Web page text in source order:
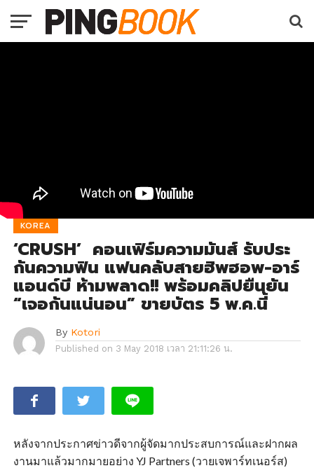
KOREA
‘CRUSH’ คอนเฟิร์มความมันส์ รับประ
กันความฟิน แฟนคลับสายฮิพฮอพ-อาร์
แอนด์บี ห้ามพลาด!! พร้อมคลิปยืนยัน
“เจอกันแน่นอน” ขายบัตร 5 พ.ค.นี้
By Kotori
Published on 3 May 2018 เวลา 21:11:26 น.
หลังจากประกาศข่าวดีจากผู้จัดมากประสบการณ์และฝากผล
งานมาแล้วมากมายอย่าง YJ Partners (วายเจพาร์ทเนอร์ส)